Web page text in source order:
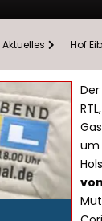
Aktuelles Hof
RTL,
um